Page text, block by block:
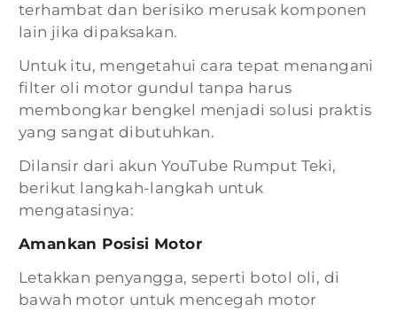
terhambat dan berisiko merusak komponen
lain jika dipaksakan.
Untuk itu, mengetahui cara tepat menangani
filter oli motor gundul tanpa harus
membongkar bengkel menjadi solusi praktis
yang sangat dibutuhkan.
Dilansir dari akun YouTube Rumput Teki,
berikut langkah-langkah untuk
mengatasinya:
Amankan Posisi Motor
Letakkan penyangga, seperti botol oli, di
bawah motor untuk mencegah motor